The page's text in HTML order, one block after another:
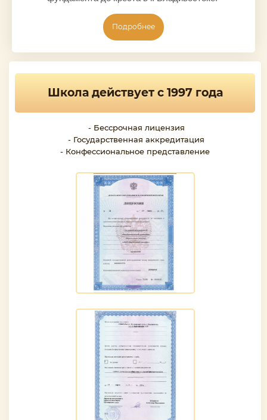
Подробнее
Школа действует с 1997 года
- Бессрочная лицензия
- Государственная аккредитация
- Конфессиональное представление